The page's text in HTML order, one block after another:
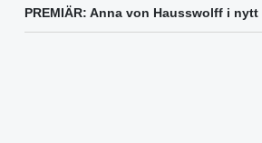
PREMIÄR: Anna von Hausswolff i